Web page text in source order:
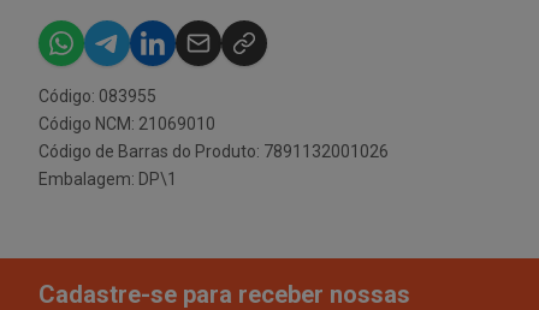
Código: 083955
Código NCM: 21069010
Código de Barras do Produto: 7891132001026
Embalagem: DP\1
Cadastre-se para receber nossas